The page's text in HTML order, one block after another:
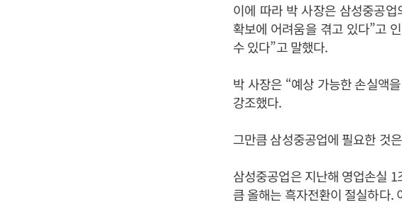
이에 따라 박 사장은 삼성중공
확보에 어려움을 겪고 있다”고
수 있다”고 말했다.
박 사장은 “예상 가능한 손실액
강조했다.
그만큼 삼성중공업에 필요한 것
삼성중공업은 지난해 영업손실
큼 올해는 흑자전환이 절실하다.